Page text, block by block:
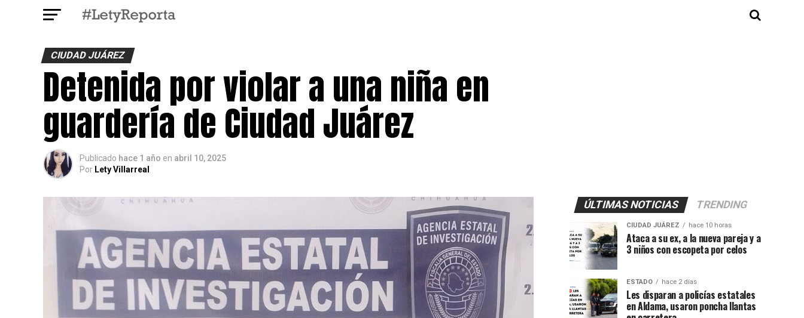
CIUDAD JUÁREZ
Detenida por violar a una niña en
guardería de Ciudad Juárez
Publicado hace 1 año en abril 10, 2025
Por Lety Villarreal
ÚLTIMAS NOTICIAS TRENDING
CIUDAD JUÁREZ hace 10 horas
Ataca a su ex, a la nueva pareja y a
3 niños con escopeta por celos
ESTADO hace 2 días
Les disparan a policías estatales
en Aldama, usaron poncha llantas